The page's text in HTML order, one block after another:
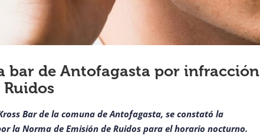
bar de Antofagasta por infracción
Bar de la comuna de Antofagasta, se constató la
la Norma de Emisión de Ruidos para el horario nocturno.